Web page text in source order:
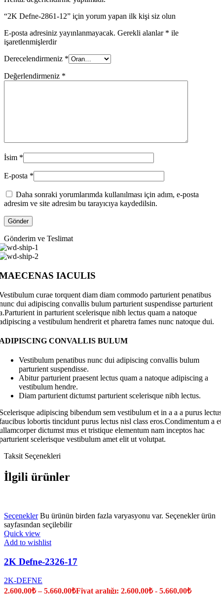
“2K Defne-2861-12” için yorum yapan ilk kişi siz olun
E-posta adresiniz yayınlanmayacak. Gerekli alanlar * ile
işaretlenmişlerdir
Derecelendirmeniz *
Değerlendirmeniz *
İsim *
E-posta *
Daha sonraki yorumlarımda kullanılması için adım, e-posta
adresim ve site adresim bu tarayıcıya kaydedilsin.
Gönderim ve Teslimat
IACULIS
curae torquent diam diam commodo parturient penatibus
dui adipiscing convallis bulum parturient suspendisse parturient
in parturient scelerisque nibh lectus quam a natoque
a vestibulum hendrerit et pharetra fames nunc natoque dui.
CONVALLIS BULUM
Vestibulum penatibus nunc dui adipiscing convallis bulum
parturient suspendisse.
Abitur parturient praesent lectus quam a natoque adipiscing a
vestibulum hendre.
Diam parturient dictumst parturient scelerisque nibh lectus.
adipiscing bibendum sem vestibulum et in a a a purus
lobortis tincidunt purus lectus nisl class eros.Condimentum a
dictumst mus et tristique elementum nam inceptos hac
scelerisque vestibulum amet elit ut volutpat.
Taksit Seçenekleri
İlgili ürünler
Seçenekler Bu ürünün birden fazla varyasyonu var. Seçenekler ürün
sayfasından seçilebilir
Quick view
Add to wishlist
2K Defne-2326-17
2K-DEFNE
2.600,00₺ –5.660,00₺Fiyat aralığı: 2.600,00₺ - 5.660,00₺